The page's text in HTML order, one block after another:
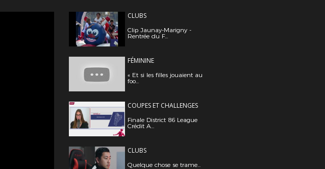
CLUBS
Clip Jaunay-Marigny -
Rentrée du F...
FÉMININE
« Et si les filles jouaient au
foo...
COUPES ET CHALLENGES
Finale District 86 League
Crédit A...
CLUBS
Quelque chose se trame...